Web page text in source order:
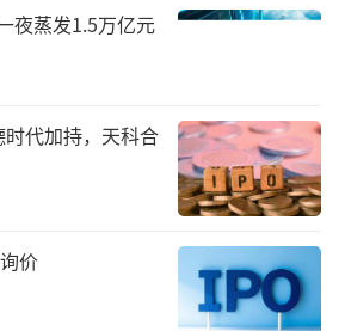
业，都是在各自赛道
熟，而是为了在全球商海角
度。
务和运作体系，也还需要对
熟的技艺，以及业务上的进
夜蒸发1.5万亿元
代加持，天科合
价